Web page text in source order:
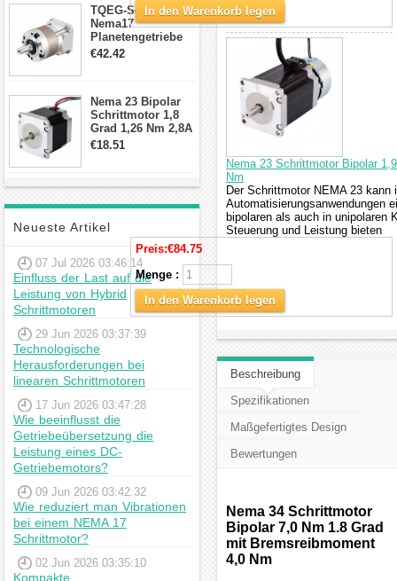
TQEG-Serie
Nema17
Planetengetriebe
10:1 Spiel 15Arc-
€42.42
Nema 23 Bipolar
Schrittmotor 1,8
Grad 1,26 Nm 2,8A
2,5V 4 Drähte
€18.51
Neueste Artikel
07 Jul 2026 03:46:14
Einfluss der Last auf die
Leistung von Hybrid
Schrittmotoren
29 Jun 2026 03:37:39
Technologische
Herausforderungen bei
linearen Schrittmotoren
17 Jun 2026 03:47:28
Wie beeinflusst die
Getriebeübersetzung die
Leistung eines DC-
Getriebemotors?
09 Jun 2026 03:42:32
Wie reduziert man Vibrationen
bei einem NEMA 17
Schrittmotor?
02 Jun 2026 03:35:10
Kompakte
In den Warenkorb legen
Nema 23 Schrittmotor Bipolar
Nm
Der Schrittmotor NEMA 23
Automatisierungsanwendungen
bipolaren als auch in unipolaren
Steuerung und Leistung bieten
Preis:€84.75
Menge :
In den Warenkorb legen
Beschreibung
Spezifikationen
Maßgefertigtes Design
Bewertungen
Nema 34 Schrittmotor
Bipolar 7,0 Nm 1.8 Grad
mit Bremsreibmoment
4,0 Nm